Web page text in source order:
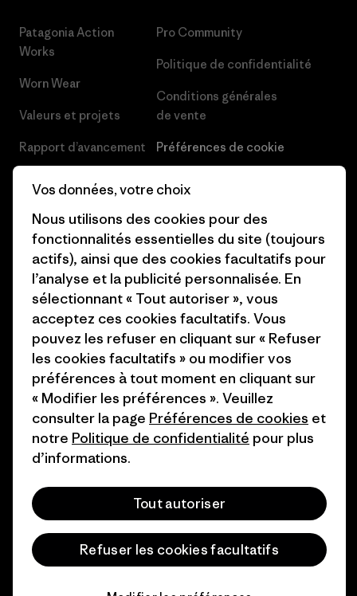
Patagonia Action
Works
Worn Wear
Valeurs et projets
Rapport d’avancement
Objectifs climatiques
1% For The Planet
Comment nous
finançons
Cartes cadeaux
Nos magasins
Pro Community
Politique de confidentialité
Conditions générales
de vente
Préférences de cookie
Presse et media
Industry program
Programme d’affiliation
Patagonia Luxembourg Plan du
site
© 2026 Patagonia, Inc. All Rights Reserved.
Vos données, votre choix
Nous utilisons des cookies pour des
fonctionnalités essentielles du site (toujours
actifs), ainsi que des cookies facultatifs pour
l’analyse et la publicité personnalisée. En
sélectionnant « Tout autoriser », vous
acceptez ces cookies facultatifs. Vous
pouvez les refuser en cliquant sur « Refuser
les cookies facultatifs » ou modifier vos
préférences à tout moment en cliquant sur
« Modifier les préférences ». Veuillez
consulter la page Préférences de cookies et
notre Politique de confidentialité pour plus
d’informations.
Tout autoriser
Refuser les cookies facultatifs